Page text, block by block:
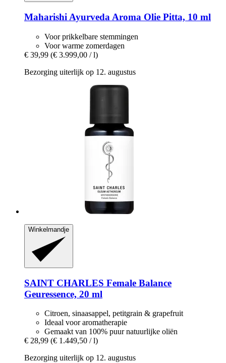
Maharishi Ayurveda Aroma Olie Pitta, 10 ml
Voor prikkelbare stemmingen
Voor warme zomerdagen
€ 39,99 (€ 3.999,00 / l)
Bezorging uiterlijk op 12. augustus
Winkelmandje
SAINT CHARLES Female Balance
Geuressence, 20 ml
Citroen, sinaasappel, petitgrain & grapefruit
Ideaal voor aromatherapie
Gemaakt van 100% puur natuurlijke oliën
€ 28,99 (€ 1.449,50 / l)
Bezorging uiterlijk op 12. augustus